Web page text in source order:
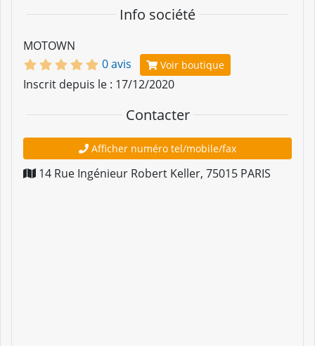
Info société
MOTOWN
0 avis
Voir boutique
Inscrit depuis le : 17/12/2020
Contacter
Afficher numéro tel/mobile/fax
14 Rue Ingénieur Robert Keller, 75015 PARIS